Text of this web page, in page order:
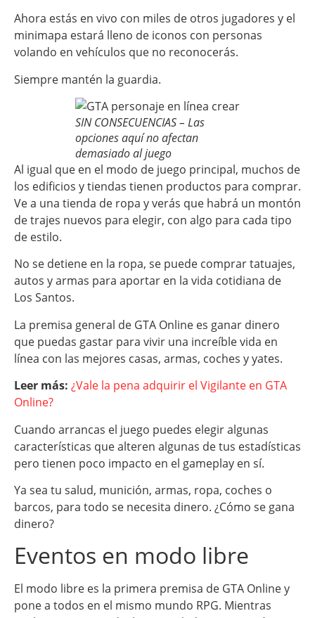
Ahora estás en vivo con miles de otros jugadores y el
minimapa estará lleno de iconos con personas
volando en vehículos que no reconocerás.
Siempre mantén la guardia.
SIN CONSECUENCIAS – Las
opciones aquí no afectan
demasiado al juego
Al igual que en el modo de juego principal, muchos de
los edificios y tiendas tienen productos para comprar.
Ve a una tienda de ropa y verás que habrá un montón
de trajes nuevos para elegir, con algo para cada tipo
de estilo.
No se detiene en la ropa, se puede comprar tatuajes,
autos y armas para aportar en la vida cotidiana de
Los Santos.
La premisa general de GTA Online es ganar dinero
que puedas gastar para vivir una increíble vida en
línea con las mejores casas, armas, coches y yates.
Leer más: ¿Vale la pena adquirir el Vigilante en GTA
Online?
Cuando arrancas el juego puedes elegir algunas
características que alteren algunas de tus estadísticas
pero tienen poco impacto en el gameplay en sí.
Ya sea tu salud, munición, armas, ropa, coches o
barcos, para todo se necesita dinero. ¿Cómo se gana
dinero?
Eventos en modo libre
El modo libre es la primera premisa de GTA Online y
pone a todos en el mismo mundo RPG. Mientras